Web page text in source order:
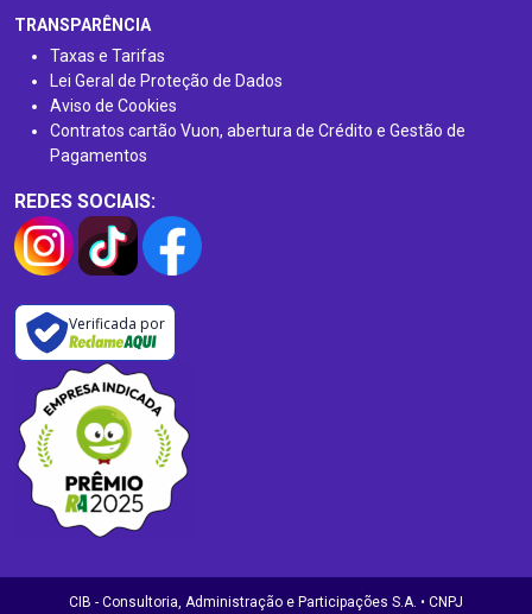
TRANSPARÊNCIA
Taxas e Tarifas
Lei Geral de Proteção de Dados
Aviso de Cookies
Contratos cartão Vuon, abertura de Crédito e Gestão de
Pagamentos
REDES SOCIAIS:
Verificada por
CIB - Consultoria, Administração e Participações S.A. • CNPJ